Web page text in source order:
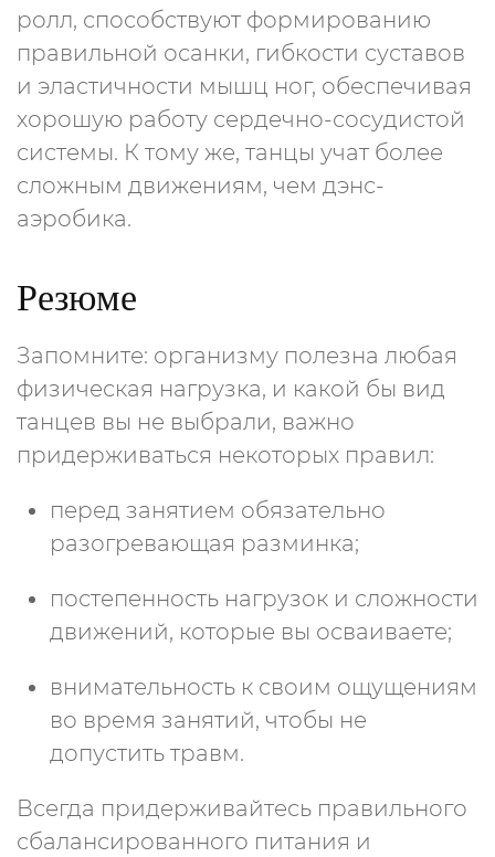
ролл, способствуют формированию
правильной осанки, гибкости суставов
и эластичности мышц ног, обеспечивая
хорошую работу сердечно-сосудистой
системы. К тому же, танцы учат более
сложным движениям, чем дэнс-
аэробика.
Резюме
Запомните: организму полезна любая
физическая нагрузка, и какой бы вид
танцев вы не выбрали, важно
придерживаться некоторых правил:
перед занятием обязательно
разогревающая разминка;
постепенность нагрузок и сложности
движений, которые вы осваиваете;
внимательность к своим ощущениям
во время занятий, чтобы не
допустить травм.
Всегда придерживайтесь правильного
сбалансированного питания и